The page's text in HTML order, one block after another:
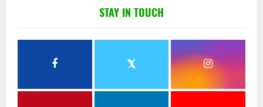
STAY IN TOUCH